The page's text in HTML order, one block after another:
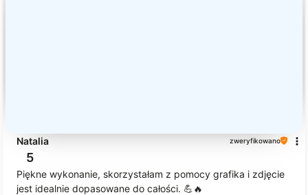
Natalia zweryfikowano
5
Piękne wykonanie, skorzystałam z pomocy grafika i zdjęcie
jest idealnie dopasowane do całości. 💪🔥